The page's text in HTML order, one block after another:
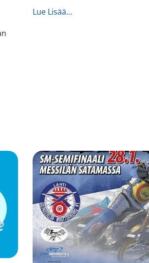
, Vieraskynä Kalle Jokinen
Lue Lisää…from Humppilassa